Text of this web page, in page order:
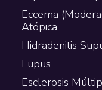
Eccema
Atópica
Hidradenitis
Lupus
Esclerosis